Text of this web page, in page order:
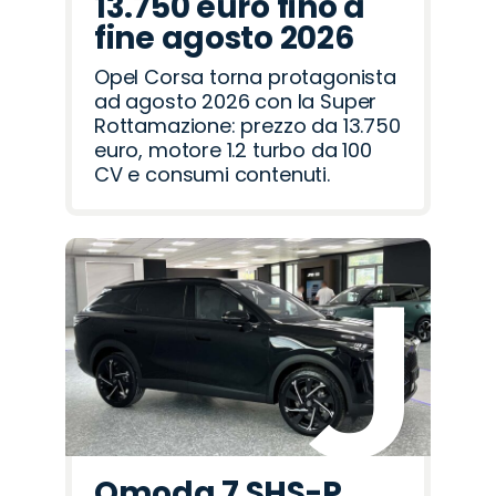
fine agosto 2026
Opel Corsa torna protagonista
ad agosto 2026 con la Super
Rottamazione: prezzo da 13.750
euro, motore 1.2 turbo da 100
CV e consumi contenuti.